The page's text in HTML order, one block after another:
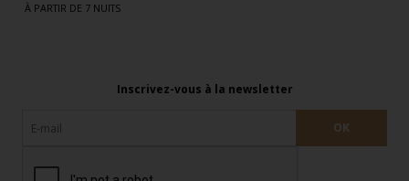
À PARTIR DE 7 NUITS
Inscrivez-vous à la newsletter